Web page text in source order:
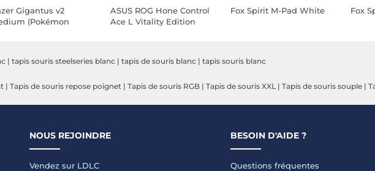
Gigantus v2
(Pokémon
ASUS ROG Hone Control
Ace L Vitality Edition
Fox Spirit M-Pad White Fox
| tapis souris steelseries blanc | tapis de souris blanc | tapis souris blanc
| Tapis de souris repose poignet | Tapis de souris RGB | Tapis de souris XXL | Tapis de souris souple |
NOUS REJOINDRE
Vendez sur LDLC
BESOIN D'AIDE ?
Questions fréquentes